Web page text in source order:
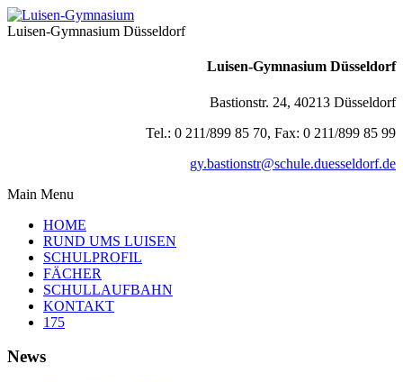
Luisen-Gymnasium Düsseldorf
Luisen-Gymnasium Düsseldorf
Bastionstr. 24, 40213 Düsseldorf
Tel.: 0 211/899 85 70, Fax: 0 211/899 85 99
gy.bastionstr@schule.duesseldorf.de
Main Menu
HOME
RUND UMS LUISEN
SCHULPROFIL
FÄCHER
SCHULLAUFBAHN
KONTAKT
175
News